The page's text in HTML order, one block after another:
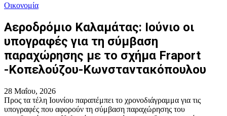
Οικονομία
Αεροδρόμιο Καλαμάτας: Ιούνιο οι
υπογραφές για τη σύμβαση
παραχώρησης με το σχήμα Fraport
-Κοπελούζου-Κωνσταντακόπουλου
28 Μαΐου, 2026
Προς τα τέλη Ιουνίου παραπέμπει το χρονοδιάγραμμα για τις
υπογραφές που αφορούν τη σύμβαση παραχώρησης του